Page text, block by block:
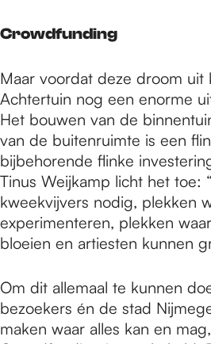
Crowdfunding
Maar voordat deze droom uit
Achtertuin nog een enorme
Het bouwen van de
van de buitenruimte is een
bijbehorende flinke
Tinus Weijkamp licht het toe:
kweekvijvers nodig, plekken
experimenteren, plekken
bloeien en artiesten kunnen
Om dit allemaal te kunnen
bezoekers én de stad
maken waar alles kan en